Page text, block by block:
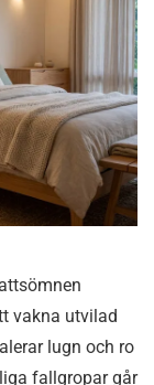
vakna utvilad
lugn och ro
fallgropar går